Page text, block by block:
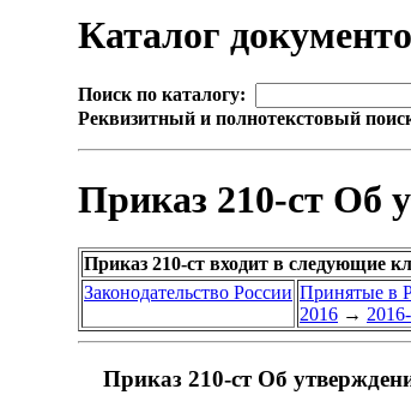
Каталог
Поиск по каталогу:
Реквизитный и полнотекстовый
Приказ 210-ст Об
Приказ 210-ст входит в следующие
Законодательство России Принятые в
2016 →
Приказ 210-ст Об